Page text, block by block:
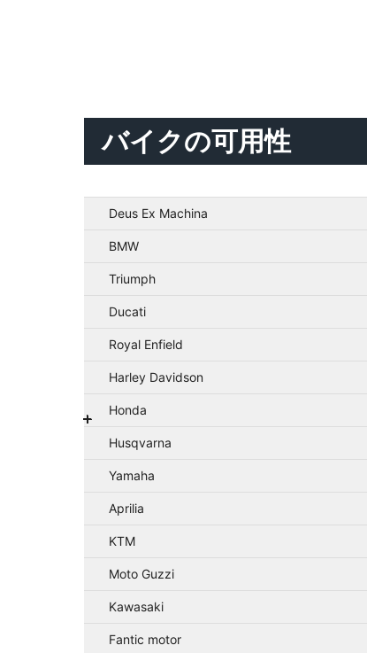
バイクの可用性
Deus Ex Machina
BMW
Triumph
Ducati
Royal Enfield
Harley Davidson
Honda
Husqvarna
Yamaha
Aprilia
KTM
Moto Guzzi
Kawasaki
Fantic motor